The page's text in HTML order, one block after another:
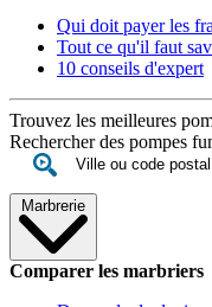
Qui doit payer les
Tout ce qu'il faut
10 conseils d'expert
Trouvez les meilleures
Rechercher des pompes
Marbrerie
Comparer les marbriers